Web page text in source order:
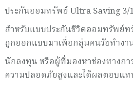
ประกันออมทรัพย์ Ultra Saving 3/
สำหรับแบบประกันชีวิตออมทรัพย์ท
ถูกออกแบบมาเพื่อกลุ่มคนวัยทำงา
นักลงทุน หรือผู้ที่มองหาช่องทางกา
ความปลอดภัยสูงและได้ผลตอบแ